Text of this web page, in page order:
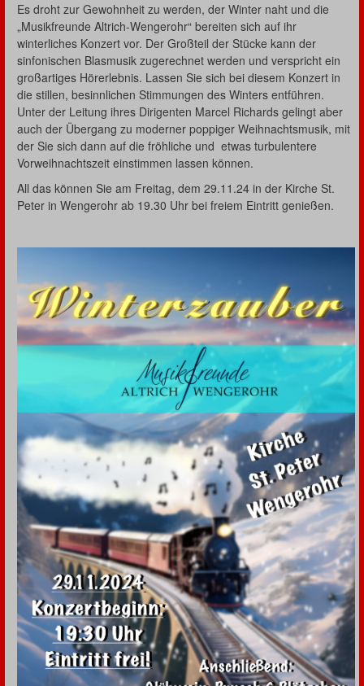
Es droht zur Gewohnheit zu werden, der Winter naht und die
„Musikfreunde Altrich-Wengerohr“ bereiten sich auf ihr
winterliches Konzert vor. Der Großteil der Stücke kann der
sinfonischen Blasmusik zugerechnet werden und verspricht ein
großartiges Hörerlebnis. Lassen Sie sich bei diesem Konzert in
die stillen, besinnlichen Stimmungen des Winters entführen.
Unter der Leitung ihres Dirigenten Marcel Richards gelingt aber
auch der Übergang zu moderner poppiger Weihnachtsmusik, mit
der Sie sich dann auf die fröhliche und etwas turbulentere
Vorweihnachtszeit einstimmen lassen können.
All das können Sie am Freitag, dem 29.11.24 in der Kirche St.
Peter in Wengerohr ab 19.30 Uhr bei freiem Eintritt genießen.